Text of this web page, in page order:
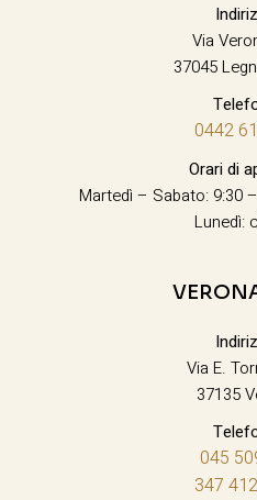
Via
37045
0442
Orari di
Martedì – Sabato: 9:30
Lunedì:
Via E.
37135
045
347